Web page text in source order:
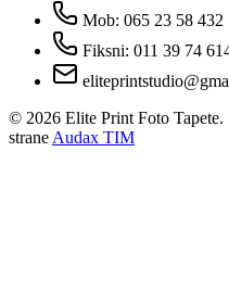
Mob: 065 23 58 432
Fiksni: 011 39 74
© 2026 Elite Print Foto Tapete.
strane Audax TIM